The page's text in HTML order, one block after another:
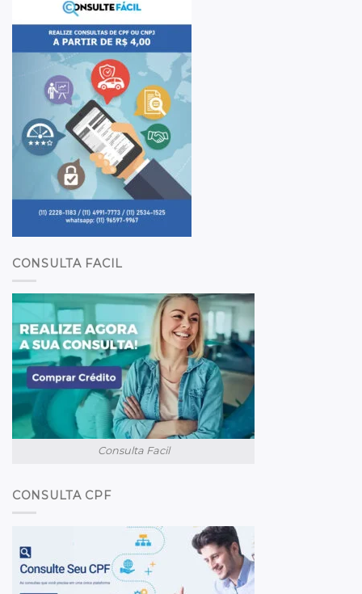
CONSULTA FACIL
Consulta Facil
CONSULTA CPF